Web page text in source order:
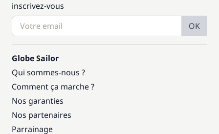
inscrivez-vous
OK
Globe Sailor
Qui sommes-nous ?
Comment ça marche ?
Nos garanties
Nos partenaires
Parrainage